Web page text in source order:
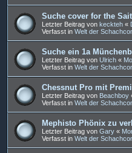
Suche cover for the
Letzter Beitrag von keckteh «
Verfasst in Welt der
Suche ein 1a
Letzter Beitrag von Ulrich «
Verfasst in Welt der
Chessnut Pro mit
Letzter Beitrag von Beachboy
Verfasst in Welt der
Mephisto Phönix zu
Letzter Beitrag von Gary «
Verfasst in Welt der